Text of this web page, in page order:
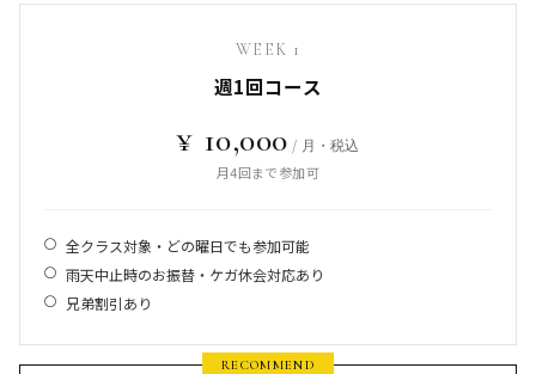
WEEK 1
週1回コース
¥ 10,000 / 月・税込
月4回まで参加可
全クラス対象・どの曜日でも参加可能
雨天中止時のお振替・ケガ休会対応あり
兄弟割引あり